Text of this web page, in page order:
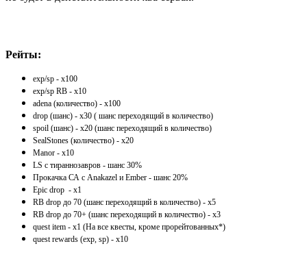
Рейты:
exp/sp - х100
exp/sp RB - x10
adena (количество) - х100
drop (шанс) - х30 ( шанс переходящий в количество)
spoil (шанс) - х20 (шанс переходящий в количество)
SealStones (количество) - х20
Manor - x10
LS с тираннозавров - шанс 30%
Прокачка СА с Anakazel и Ember - шанс 20%
Epic drop - х1
RB drop до 70 (шанс переходящий в количество) - х5
RB drop до 70+ (шанс переходящий в количество) - х3
quest item - x1 (На все квесты, кроме прорейтованных*)
quest rewards (exp, sp) - x10